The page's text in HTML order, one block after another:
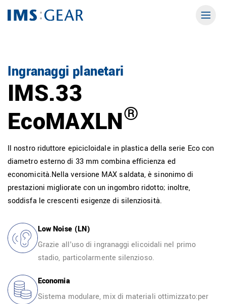
Ingranaggi planetari
IMS.33
EcoMAXLN®
Il nostro riduttore epicicloidale in plastica della serie Eco con
diametro esterno di 33 mm combina efficienza ed
economicità.Nella versione MAX saldata, è sinonimo di
prestazioni migliorate con un ingombro ridotto; inoltre,
soddisfa le crescenti esigenze di silenziosità.
Low Noise (LN)
Grazie all'uso di ingranaggi elicoidali nel primo
stadio, particolarmente silenzioso.
Economia
Sistema modulare, mix di materiali ottimizzato:per